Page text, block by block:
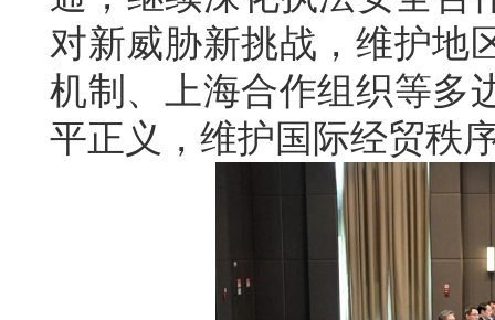
对新威胁新挑战，维护
机制、上海合作组织等多
平正义，维护国际经贸秩